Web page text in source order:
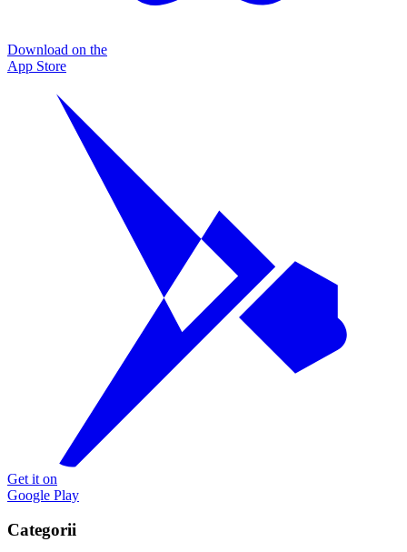
Download on the
App Store
Get it on
Google Play
Categorii